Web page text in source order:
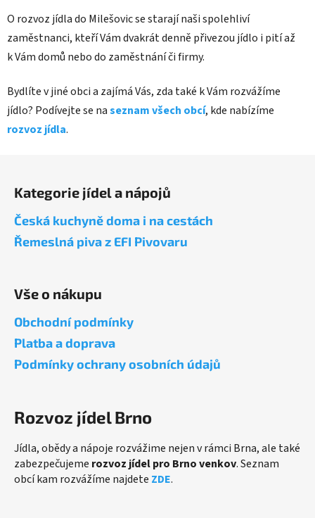
O rozvoz jídla do Milešovic se starají naši spolehliví
zaměstnanci, kteří Vám dvakrát denně přivezou jídlo i pití až
k Vám domů nebo do zaměstnání či firmy.
Bydlíte v jiné obci a zajímá Vás, zda také k Vám rozvážíme
jídlo? Podívejte se naseznam všech obcí, kde nabízíme
rozvoz jídla.
Kategorie jídel a nápojů
Česká kuchyně doma i na cestách
Řemeslná piva z EFI Pivovaru
Vše o nákupu
Obchodní podmínky
Platba a doprava
Podmínky ochrany osobních údajů
Rozvoz jídel Brno
Jídla, obědy a nápoje rozvážime nejen v rámci Brna, ale také
zabezpečujeme rozvoz jídel pro Brno venkov. Seznam
obcí kam rozvážíme najdete ZDE.